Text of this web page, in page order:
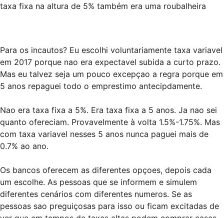
taxa fixa na altura de 5% também era uma roubalheira
Para os incautos? Eu escolhi voluntariamente taxa variavel
em 2017 porque nao era expectavel subida a curto prazo.
Mas eu talvez seja um pouco excepçao a regra porque em
5 anos repaguei todo o emprestimo antecipdamente.
Nao era taxa fixa a 5%. Era taxa fixa a 5 anos. Ja nao sei
quanto ofereciam. Provavelmente à volta 1.5%-1.75%. Mas
com taxa variavel nesses 5 anos nunca paguei mais de
0.7% ao ano.
Os bancos oferecem as diferentes opçoes, depois cada
um escolhe. As pessoas que se informem e simulem
diferentes cenários com diferentes numeros. Se as
pessoas sao preguiçosas para isso ou ficam excitadas de